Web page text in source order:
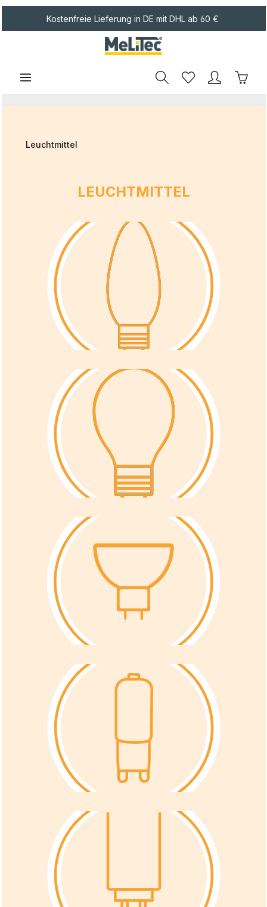
Kostenfreie Lieferung in DE mit DHL ab 60 €
Leuchtmittel
LEUCHTMITTEL